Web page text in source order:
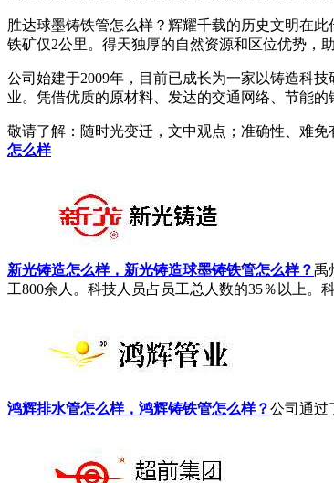
胜达球墨铸铁管怎么样？辉耀千载的历史文明在
铁矿仅2公里。得天独厚的自然资源和区位优势，
公司始建于2009年，目前已成长为一家以铸造科
业。凭借优质的原材料、发达的交通网络、节能
敬请了解 ：随时光变迁，文中观点；准确性、难
怎么样
新光铸造怎么样，新光铸造球墨铸铁管怎么样？禹
工800余人。科技人员占员工总人数的35％以上。
鸿辉排水管怎么样，鸿辉铸铁管怎么样？公司通过